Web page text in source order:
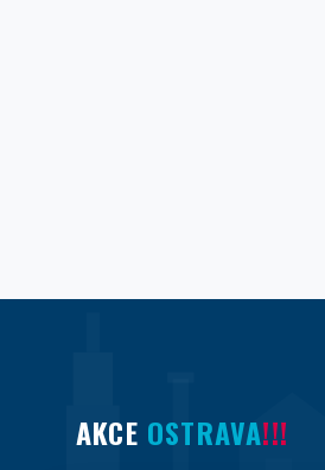
AKCE OSTRAVA!!!